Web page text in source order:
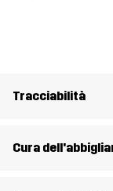
abbinare e
Tracciabilità
Cura